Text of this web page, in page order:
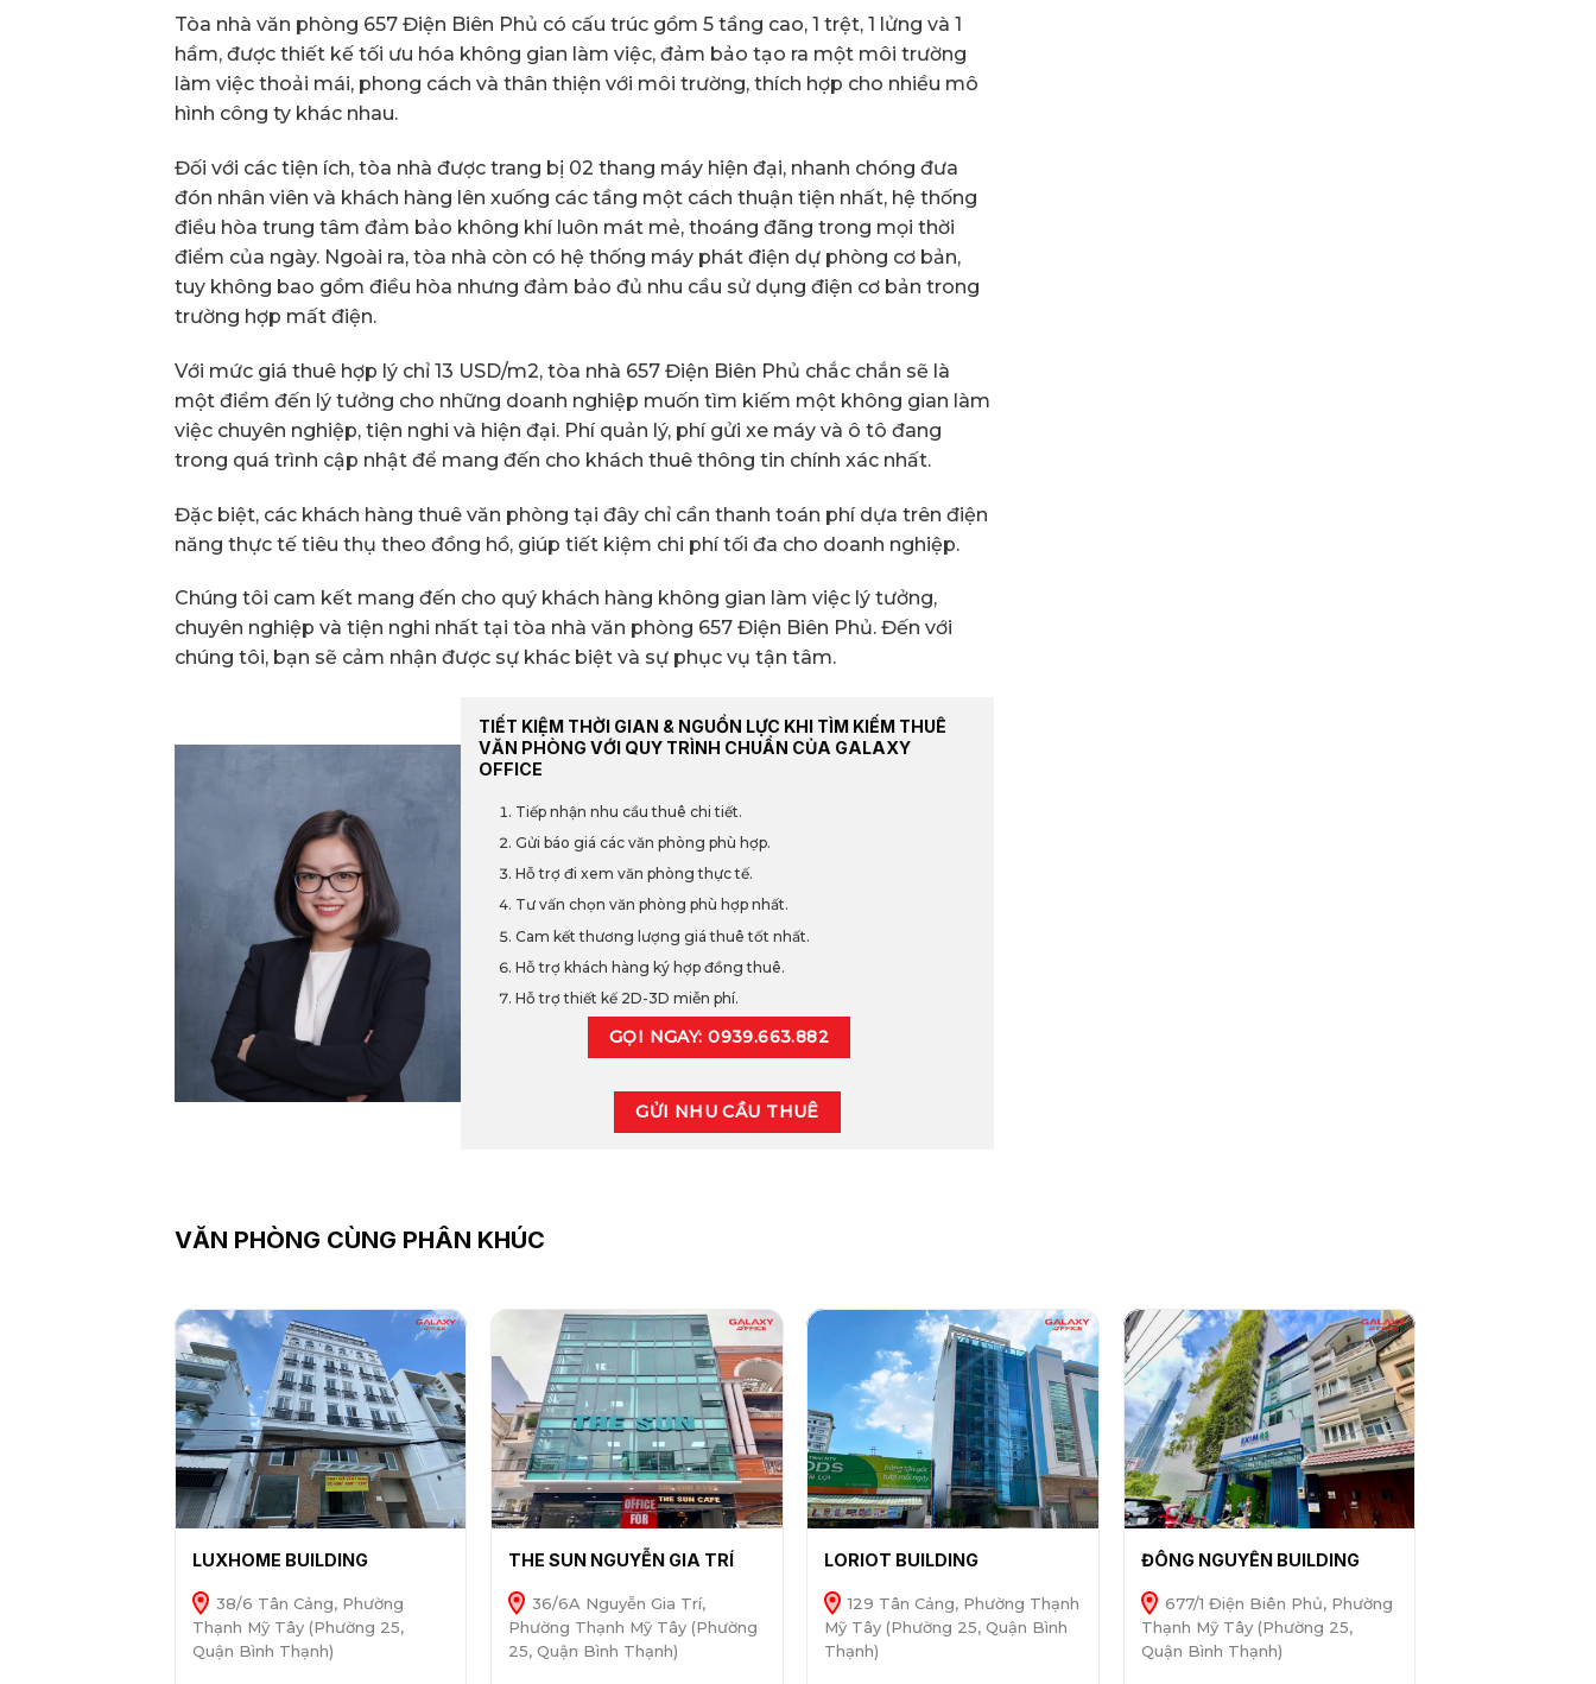
Tòa nhà văn phòng 657 Điện Biên Phủ có cấu trúc gồm 5 tầng cao, 1 trệt, 1 lửng và 1
hầm, được thiết kế tối ưu hóa không gian làm việc, đảm bảo tạo ra một môi trường
làm việc thoải mái, phong cách và thân thiện với môi trường, thích hợp cho nhiều mô
hình công ty khác nhau.
Đối với các tiện ích, tòa nhà được trang bị 02 thang máy hiện đại, nhanh chóng đưa
đón nhân viên và khách hàng lên xuống các tầng một cách thuận tiện nhất, hệ thống
điều hòa trung tâm đảm bảo không khí luôn mát mẻ, thoáng đãng trong mọi thời
điểm của ngày. Ngoài ra, tòa nhà còn có hệ thống máy phát điện dự phòng cơ bản,
tuy không bao gồm điều hòa nhưng đảm bảo đủ nhu cầu sử dụng điện cơ bản trong
trường hợp mất điện.
Với mức giá thuê hợp lý chỉ 13 USD/m2, tòa nhà 657 Điện Biên Phủ chắc chắn sẽ là
một điểm đến lý tưởng cho những doanh nghiệp muốn tìm kiếm một không gian làm
việc chuyên nghiệp, tiện nghi và hiện đại. Phí quản lý, phí gửi xe máy và ô tô đang
trong quá trình cập nhật để mang đến cho khách thuê thông tin chính xác nhất.
Đặc biệt, các khách hàng thuê văn phòng tại đây chỉ cần thanh toán phí dựa trên điện
năng thực tế tiêu thụ theo đồng hồ, giúp tiết kiệm chi phí tối đa cho doanh nghiệp.
Chúng tôi cam kết mang đến cho quý khách hàng không gian làm việc lý tưởng,
chuyên nghiệp và tiện nghi nhất tại tòa nhà văn phòng 657 Điện Biên Phủ. Đến với
chúng tôi, bạn sẽ cảm nhận được sự khác biệt và sự phục vụ tận tâm.
TIẾT KIỆM THỜI GIAN & NGUỒN LỰC KHI TÌM KIẾM THUÊ
VĂN PHÒNG VỚI QUY TRÌNH CHUẨN CỦA GALAXY
OFFICE
Tiếp nhận nhu cầu thuê chi tiết.
Gửi báo giá các văn phòng phù hợp.
Hỗ trợ đi xem văn phòng thực tế.
Tư vấn chọn văn phòng phù hợp nhất.
Cam kết thương lượng giá thuê tốt nhất.
Hỗ trợ khách hàng ký hợp đồng thuê.
Hỗ trợ thiết kế 2D-3D miễn phí.
GỌI NGAY: 0939.663.882
GỬI NHU CẦU THUÊ
VĂN PHÒNG CÙNG PHÂN KHÚC
LUXHOME BUILDING
38/6 Tân Cảng, Phường
Thạnh Mỹ Tây (Phường 25,
Quận Bình Thạnh)
THE SUN NGUYỄN GIA TRÍ
36/6A Nguyễn Gia Trí,
Phường Thạnh Mỹ Tây (Phường
25, Quận Bình Thạnh)
LORIOT BUILDING
129 Tân Cảng, Phường Thạnh
Mỹ Tây (Phường 25, Quận Bình
Thạnh)
ĐÔNG NGUYÊN BUILDING
677/1 Điện Biên Phủ, Phường
Thạnh Mỹ Tây (Phường 25,
Quận Bình Thạnh)